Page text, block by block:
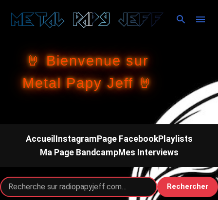
Accéder au contenu principal
🤘 Bienvenue sur
Metal Papy Jeff 🤘
Accueil InstagramPage FacebookPlaylists
Ma Page BandcampMes Interviews
Rechercher